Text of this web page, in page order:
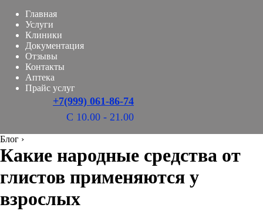
Главная
Услуги
Клиники
Документация
Отзывы
Контакты
Аптека
Прайс услуг
+7(999) 061-86-74
С 10.00 - 21.00
Блог ›
Какие народные средства от
глистов применяются у
взрослых